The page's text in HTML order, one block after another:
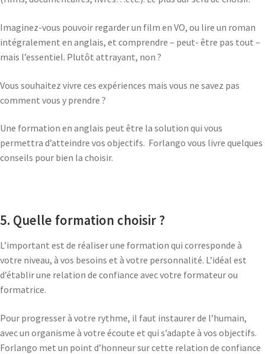
Imaginez-vous pouvoir regarder un film en VO, ou lire un roman
intégralement en anglais, et comprendre – peut- être pas tout –
mais l’essentiel. Plutôt attrayant, non ?
Vous souhaitez vivre ces expériences mais vous ne savez pas
comment vous y prendre ?
Une formation en anglais peut être la solution qui vous
permettra d’atteindre vos objectifs. Forlango vous livre quelques
conseils pour bien la choisir.
5. Quelle formation choisir ?
L’important est de réaliser une formation qui corresponde à
votre niveau, à vos besoins et à votre personnalité. L’idéal est
d’établir une relation de confiance avec votre formateur ou
formatrice.
Pour progresser à votre rythme, il faut instaurer de l’humain,
avec un organisme à votre écoute et qui s’adapte à vos objectifs.
Forlango met un point d’honneur sur cette relation de confiance